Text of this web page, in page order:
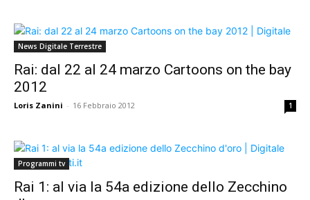
News Digitale Terrestre
Rai: dal 22 al 24 marzo Cartoons on the bay
2012
Loris Zanini - 16 Febbraio 2012 1
Programmi tv
Rai 1: al via la 54a edizione dello Zecchino